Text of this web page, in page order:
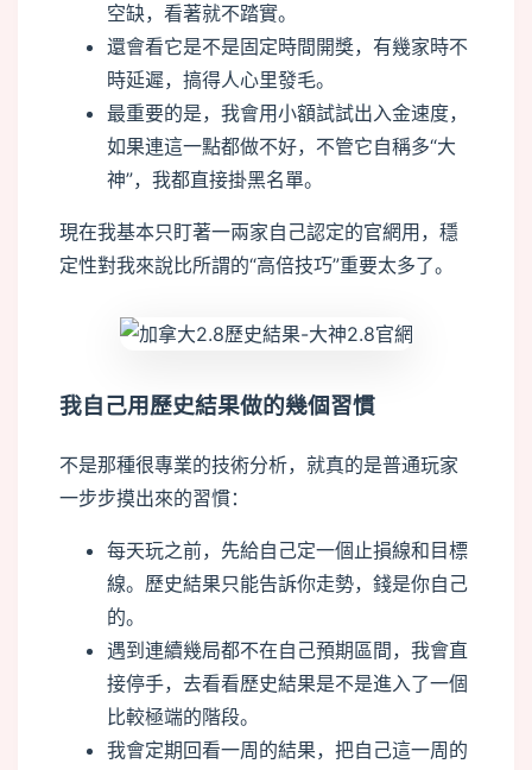
空缺，看著就不踏實。
還會看它是不是固定時間開獎，有幾家時不
時延遲，搞得人心里發毛。
最重要的是，我會用小額試試出入金速度，
如果連這一點都做不好，不管它自稱多“大
神”，我都直接掛黑名單。
現在我基本只盯著一兩家自己認定的官網用，穩
定性對我來說比所謂的“高倍技巧”重要太多了。
我自己用歷史結果做的幾個習慣
不是那種很專業的技術分析，就真的是普通玩家
一步步摸出來的習慣：
每天玩之前，先給自己定一個止損線和目標
線。歷史結果只能告訴你走勢，錢是你自己
的。
遇到連續幾局都不在自己預期區間，我會直
接停手，去看看歷史結果是不是進入了一個
比較極端的階段。
我會定期回看一周的結果，把自己這一周的